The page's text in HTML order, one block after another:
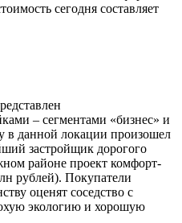
сегодня составляет
– сегментами «бизнес» и
в данной локации произошел
застройщик дорогого
районе проект комфорт-
рублей). Покупатели
оценят соседство с
экологию и хорошую